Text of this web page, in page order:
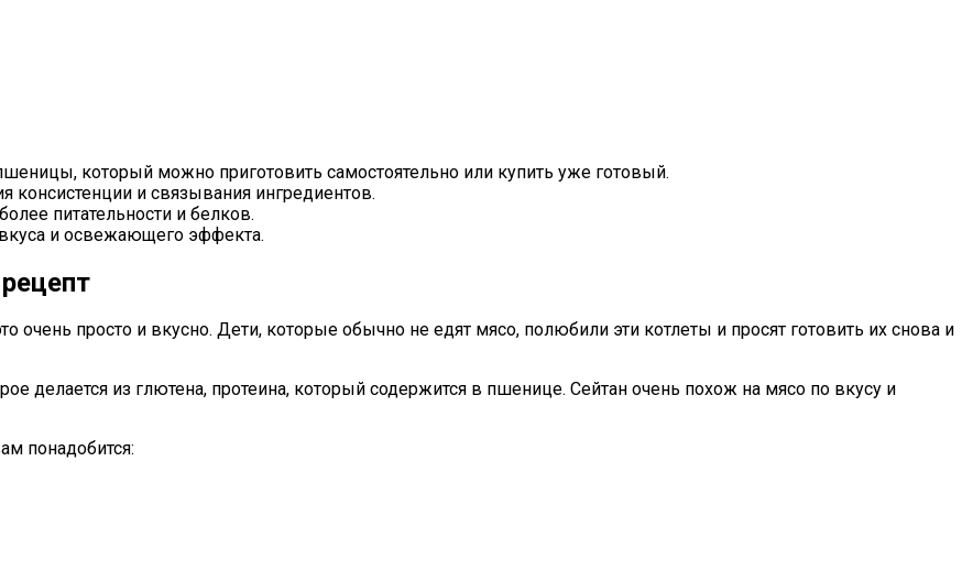
который можно приготовить самостоятельно или купить уже готовый.
и связывания ингредиентов.
питательности и белков.
и освежающего эффекта.
очень просто и вкусно. Дети, которые обычно не едят мясо, полюбили эти котлеты и просят готовить их снова и
делается из глютена, протеина, который содержится в пшенице. Сейтан очень похож на мясо по вкусу и
понадобится: